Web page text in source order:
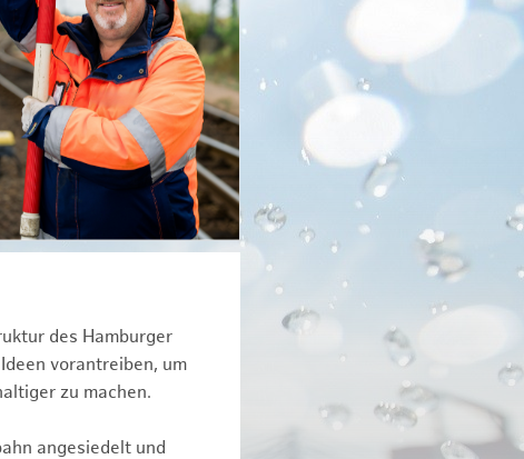
des Hamburger
vorantreiben, um
zu machen.
angesiedelt und